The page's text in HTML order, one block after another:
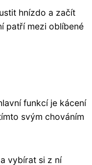
hnízdo a začít
patří mezi oblíbené
funkcí je kácení
svým chováním
vybírat si z ní